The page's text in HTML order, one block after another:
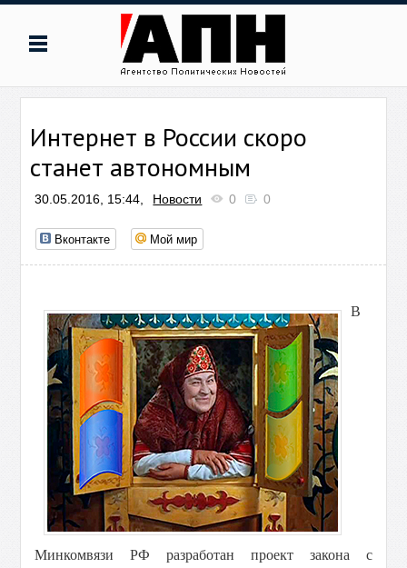
Интернет в России скоро
станет автономным
30.05.2016, 15:44, Новости 0 0
Вконтакте Мой мир
В
Минкомвязи РФ разработан проект закона с